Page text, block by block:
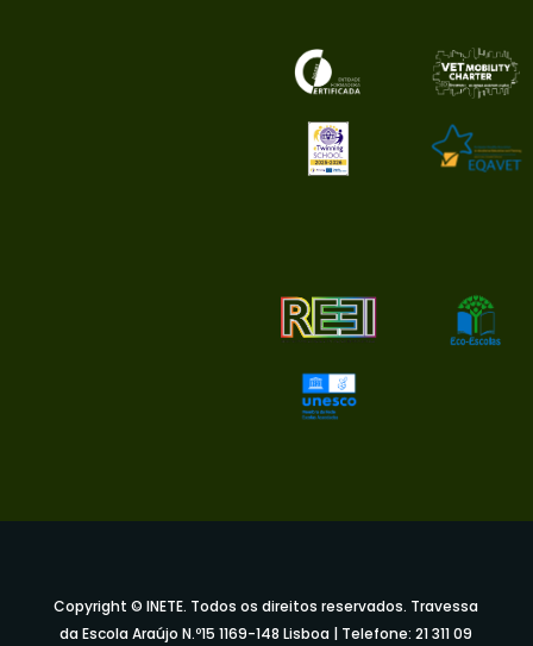
Copyright © INETE. Todos os direitos reservados. Travessa
da Escola Araújo N.º15 1169-148 Lisboa | Telefone: 21 311 09